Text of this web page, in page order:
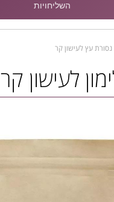
השליחויות
נסורת עץ לעישון קר
לעישון קר 1 ק"ג